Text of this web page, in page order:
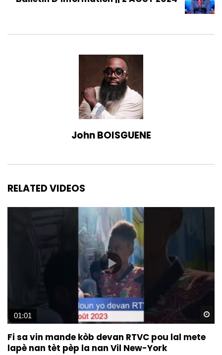
John BOISGUENE
RELATED VIDEOS
01:01
Fi sa vin mande kòb devan RTVC pou lal mete
lapè nan tèt pèp la nan Vil New-York